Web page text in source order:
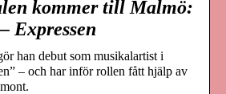
kommer till Malmö:
Expressen
han debut som musikalartist i
– och har inför rollen fått hjälp av